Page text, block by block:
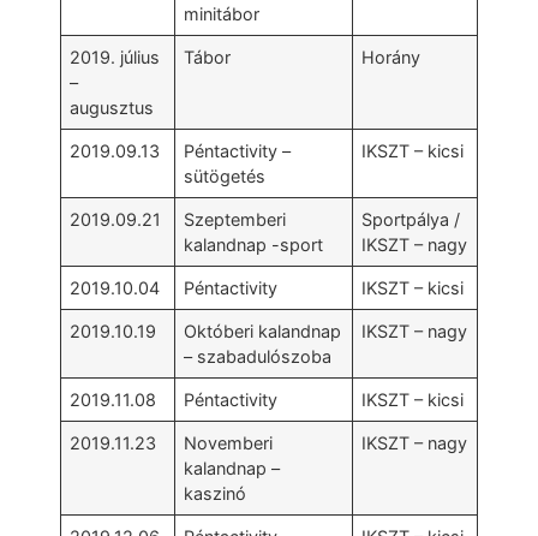
minitábor
2019. július
–
augusztus
Tábor Horány
2019.09.13
Péntactivity –
sütögetés
IKSZT – kicsi
2019.09.21
Szeptemberi
kalandnap -sport
Sportpálya /
IKSZT – nagy
2019.10.04 Péntactivity IKSZT – kicsi
2019.10.19
Októberi kalandnap
– szabadulószoba
IKSZT – nagy
2019.11.08 Péntactivity IKSZT – kicsi
2019.11.23
Novemberi
kalandnap –
kaszinó
IKSZT – nagy